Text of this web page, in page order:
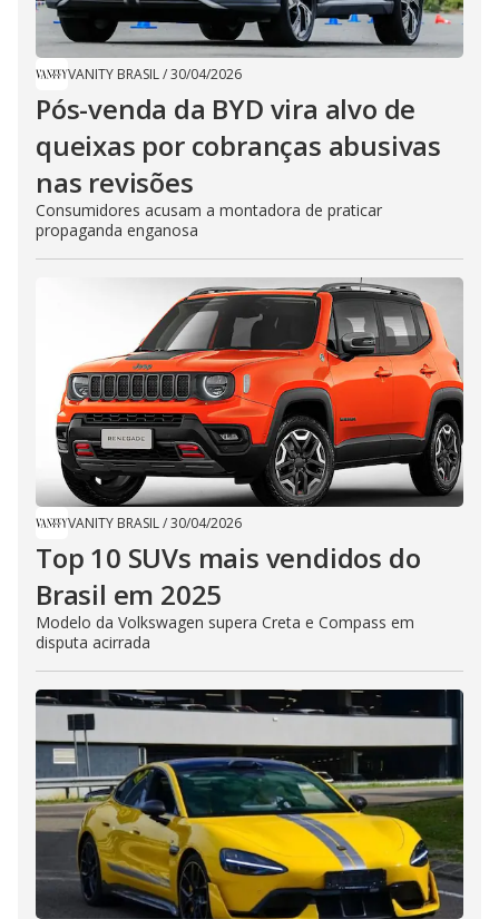
VANITY BRASIL/30/04/2026
Pós-venda da BYD vira alvo de
queixas por cobranças abusivas
nas revisões
Consumidores acusam a montadora de praticar
propaganda enganosa
VANITY BRASIL/30/04/2026
Top 10 SUVs mais vendidos do
Brasil em 2025
​Modelo da Volkswagen supera Creta e Compass em
disputa acirrada